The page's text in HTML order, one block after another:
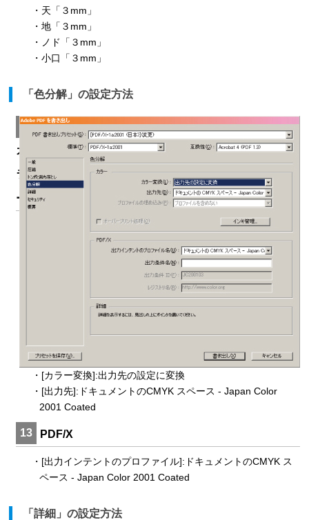
・天「３mm」
・地「３mm」
・ノド「３mm」
・小口「３mm」
「色分解」の設定方法
12
カ
ラ
ー
・[カラー変換]:出力先の設定に変換
・[出力先]:ドキュメントのCMYK スペース - Japan Color
2001 Coated
13 PDF/X
・[出力インテントのプロファイル]:ドキュメントのCMYK ス
ペース - Japan Color 2001 Coated
「詳細」の設定方法